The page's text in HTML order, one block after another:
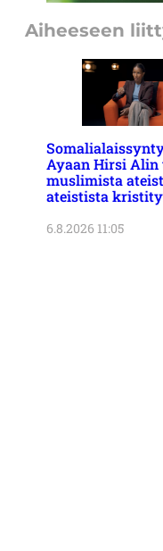
Aiheeseen
Ayaan Hirsi Alin
muslimista
ateistista
6.8.2026 11:05